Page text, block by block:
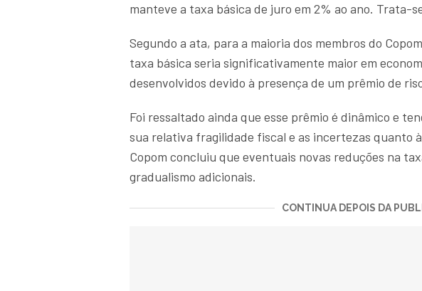
manteve a taxa básica de juro em 2% ao ano. Trata-
Segundo a ata, para a maioria dos membros do
taxa básica seria significativamente maior em
desenvolvidos devido à presença de um prêmio de
Foi ressaltado ainda que esse prêmio é dinâmico e
sua relativa fragilidade fiscal e as incertezas quanto
Copom concluiu que eventuais novas reduções na
gradualismo adicionais.
CONTINUA DEPOIS DA